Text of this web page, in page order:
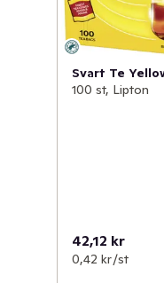
Svart Te
100 st, Lipton
42,12 kr
0,42 kr /st